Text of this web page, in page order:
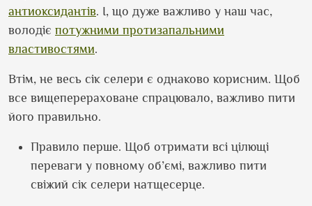
антиоксидантів. І, що дуже важливо у наш час,
володіє потужними протизапальними
властивостями.
Втім, не весь сік селери є однаково корисним. Щоб
все вищеперераховане спрацювало, важливо пити
його правильно.
Правило перше. Щоб отримати всі цілющі
переваги у повному об’ємі, важливо пити
свіжий сік селери натщесерце.